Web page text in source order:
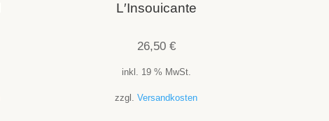
L′Insouicante
26,50 €
inkl. 19 % MwSt.
zzgl.Versandkosten